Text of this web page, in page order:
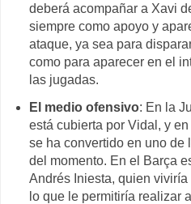
deberá acompañar a Xavi
siempre como apoyo y
ataque, ya sea para
como para aparecer en el
las jugadas.
El medio ofensivo: En la
está cubierta por Vidal, y
se ha convertido en uno de
del momento. En el Barça
Andrés Iniesta, quien
lo que le permitiría realizar